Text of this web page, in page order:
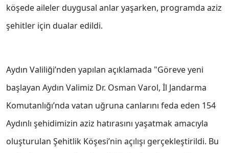
köşede aileler duygusal anlar yaşarken, programda aziz
şehitler için dualar edildi.
Aydın Valiliği’nden yapılan açıklamada "Göreve yeni
başlayan Aydın Valimiz Dr. Osman Varol, İl Jandarma
Komutanlığı’nda vatan uğruna canlarını feda eden 154
Aydınlı şehidimizin aziz hatırasını yaşatmak amacıyla
oluşturulan Şehitlik Köşesi’nin açılışı gerçekleştirildi. Bu